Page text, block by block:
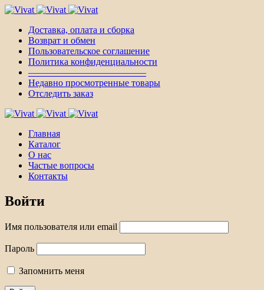
Доставка, оплата и сборка
Возврат и обмен
Пользовательское соглашение
Политика конфиденциальности
————————————–
Недавно просмотренные товары
Отследить заказ
Главная
Каталог
О нас
Частые вопросы
Контакты
Войти
Имя пользователя или email
Пароль
Запомнить меня